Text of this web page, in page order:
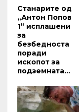
Станарите од
„Антон Попов
1“ исплашени
за
безбедноста
поради
ископот за
подземната...